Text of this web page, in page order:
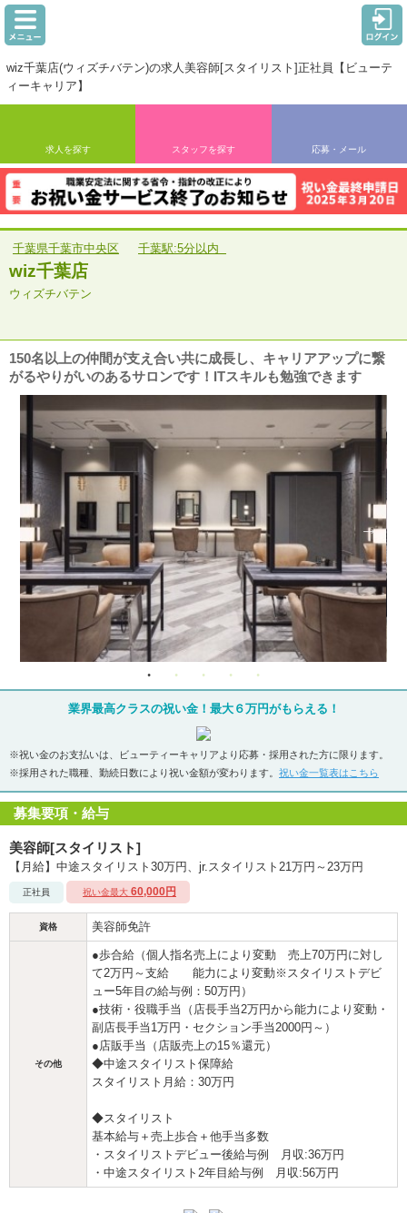
wiz千葉店(ウィズチバテン)の求人美容師[スタイリスト]正社員【ビューテ
ィーキャリア】
求人を探す スタッフを探す 応募・メール
千葉県千葉市中央区 千葉駅:5分以内
wiz千葉店
ウィズチバテン
150名以上の仲間が支え合い共に成長し、キャリアアップに繋
がるやりがいのあるサロンです！ITスキルも勉強できます
業界最高クラスの祝い金！最大６万円がもらえる！
※祝い金のお支払いは、ビューティーキャリアより応募・採用された方に限ります。
※採用された職種、勤続日数により祝い金額が変わります。 祝い金一覧表はこちら
募集要項・給与
美容師[スタイリスト]
【月給】中途スタイリスト30万円、jr.スタイリスト21万円～23万円
正社員 祝い金最大 60,000円
資格 美容師免許
その他
●歩合給（個人指名売上により変動 売上70万円に対し
て2万円～支給 能力により変動※スタイリストデビ
ュー5年目の給与例：50万円）
●技術・役職手当（店長手当2万円から能力により変動・
副店長手当1万円・セクション手当2000円～）
●店販手当（店販売上の15％還元）
◆中途スタイリスト保障給
スタイリスト月給：30万円
◆スタイリスト
基本給与＋売上歩合＋他手当多数
・スタイリストデビュー後給与例 月収:36万円
・中途スタイリスト2年目給与例 月収:56万円